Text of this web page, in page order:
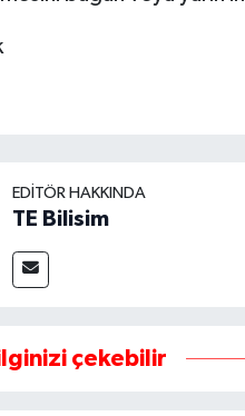
EDITÖR HAKKINDA
TE Bilisim
çekebilir